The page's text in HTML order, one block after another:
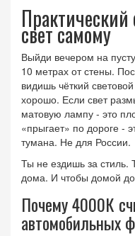
Практический
свет самому
Выйди вечером на
10 метрах от стены.
видишь чёткий
хорошо. Если свет
матовую лампу - это
«прыгает» по дороге -
тумана. Не для России.
Ты не ездишь за стиль.
дома. И чтобы домой
Почему 4000К
автомобильных